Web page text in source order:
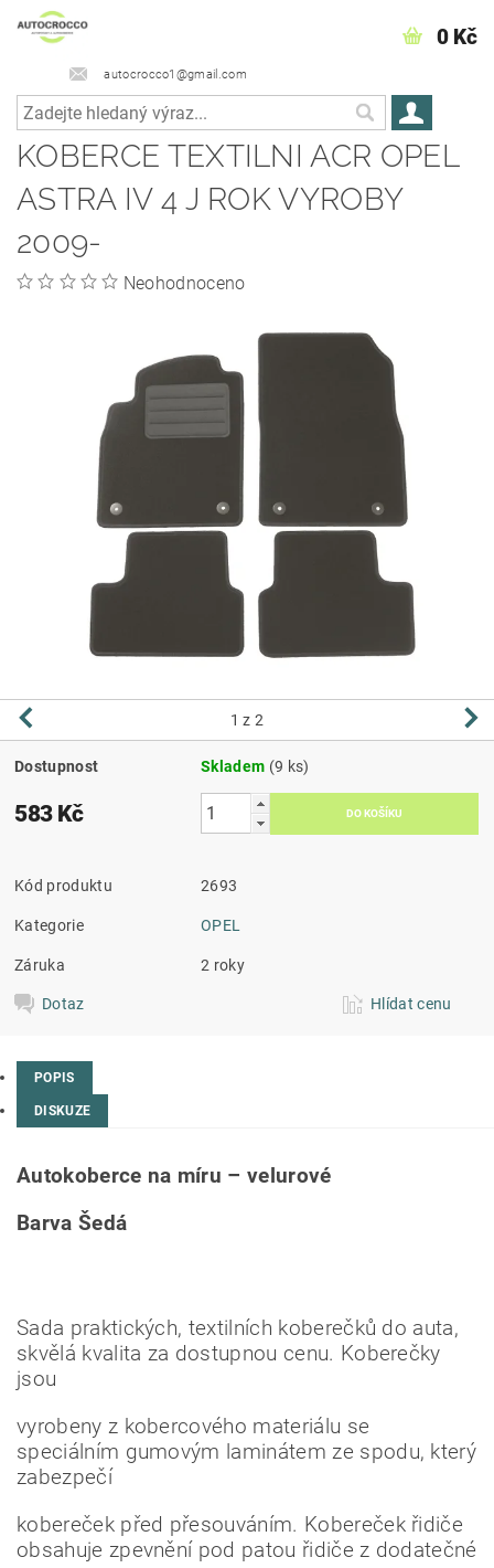
autocrocco1@gmail.com
0 Kč
KOBERCE TEXTILNI­ ACR OPEL
ASTRA IV 4 J ROK VYROBY
2009-
Neohodnoceno
1 z 2
Dostupnost Skladem (9 ks)
583 Kč
Kód produktu 2693
Kategorie OPEL
Záruka 2 roky
Dotaz Hlídat cenu
POPIS
DISKUZE
Autokoberce na míru – velurové
Barva Šedá
Sada praktických, textilních koberečků do auta,
skvělá kvalita za dostupnou cenu. Koberečky
jsou
vyrobeny z kobercového materiálu se
speciálním gumovým laminátem ze spodu, který
zabezpečí
kobereček před přesouváním. Kobereček řidiče
obsahuje zpevnění pod patou řidiče z dodatečné